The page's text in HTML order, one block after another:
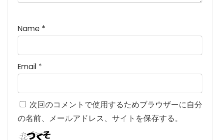
Name *
Email *
次回のコメントで使用するためブラウザーに自分
の名前、メールアドレス、サイトを保存する。